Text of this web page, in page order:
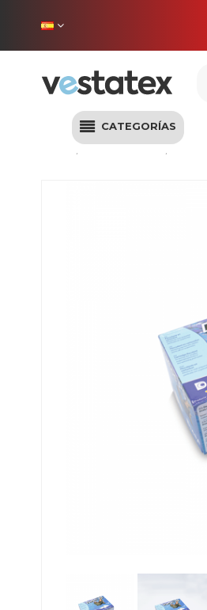
CATEGORÍAS
Desinfección